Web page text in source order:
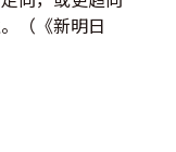
（《新明日